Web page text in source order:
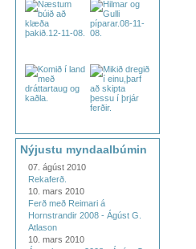
Nýjustu myndaalbúmin
07. ágúst 2010
Rekaferð.
10. mars 2010
Ferð með Reimari á
Hornstrandir 2008 - Ágúst G.
Atlason
10. mars 2010